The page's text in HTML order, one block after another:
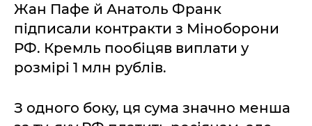
Жан Пафе й Анатоль Франк
підписали контракти з Міноборони
РФ. Кремль пообіцяв виплати у
розмірі 1 млн рублів.
З одного боку, ця сума значно менша